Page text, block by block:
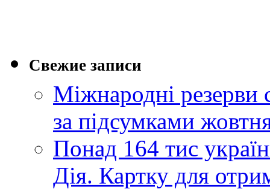
Свежие записи
Міжнародні
за підсумками
Понад 164 тис
Дія. Картку для